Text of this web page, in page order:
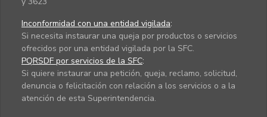
Inconformidad con una entidad vigilada:
Si necesita instaurar una queja por productos o servicios
ofrecidos por una entidad vigilada por la SFC.
PQRSDF por servicios de la SFC:
Si quiere instaurar una petición, queja, reclamo, solicitud,
denuncia o felicitación con relación a los servicios o a la
atención de esta Superintendencia.